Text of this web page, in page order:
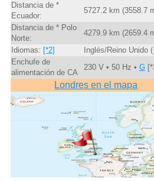
Distancia de *
Ecuador:
5727.2 km (3558.7
Distancia de * Polo
Norte:
4279.9 km (2659.4
Idiomas: [*2]
Inglés/Reino Unido
Enchufe de
alimentación de CA
230 V • 50 Hz • G
Londres en el mapa